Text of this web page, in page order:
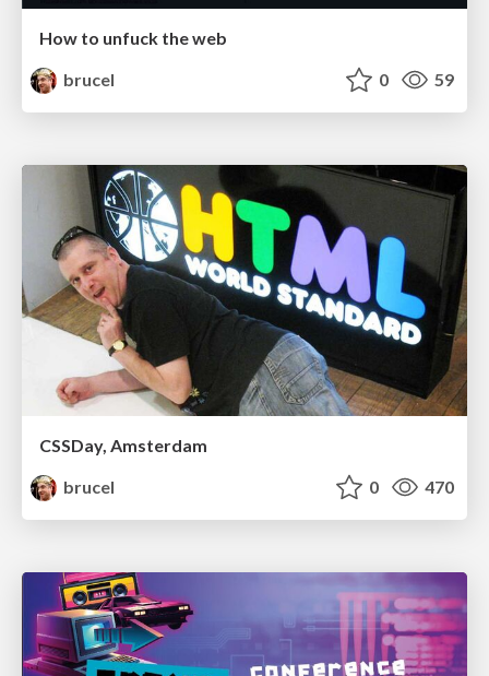
How to unfuck the web
brucel
0 59
CSSDay, Amsterdam
brucel
0 470